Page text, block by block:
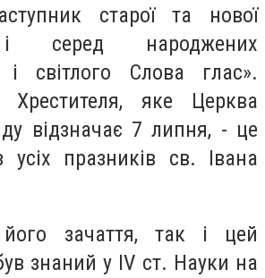
старої та нової
і серед народжених
і світлого Слова глас».
Хрестителя, яке Церква
відзначає 7 липня, - це
усіх празників св. Івана
зачаття, так і цей
знаний у IV ст. Науки на